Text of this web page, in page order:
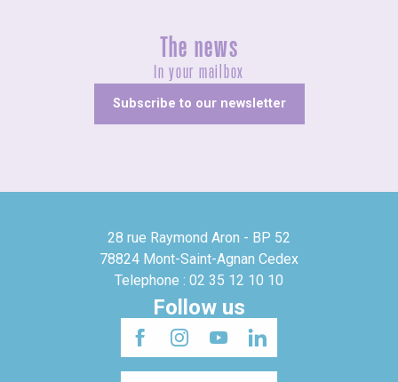
The news
In your mailbox
Subscribe to our newsletter
28 rue Raymond Aron - BP 52
78824 Mont-Saint-Agnan Cedex
Telephone : 02 35 12 10 10
Follow us